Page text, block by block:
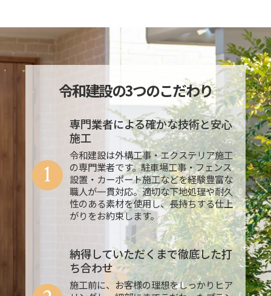
令和建設の3つのこだわり
専門業者による確かな技術と安心
施工
令和建設は外構工事・エクステリア施工
の専門業者です。駐車場工事・フェンス
設置・カーポート施工などを経験豊富な
職人が一貫対応。適切な下地処理や耐久
性のある素材を使用し、長持ちする仕上
がりをお約束します。
1
納得していただくまで徹底した打
ち合わせ
施工前に、お客様の理想をしっかりヒア